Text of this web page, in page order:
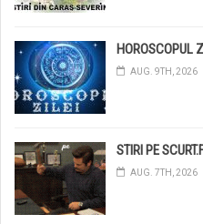
HOROSCOPUL
AUG. 9TH, 2026
STIRI PE
AUG. 7TH, 2026